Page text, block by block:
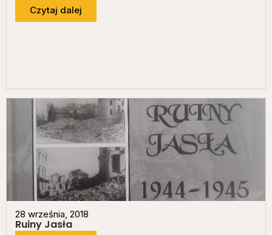
Czytaj dalej
28 września, 2018
Ruiny Jasła